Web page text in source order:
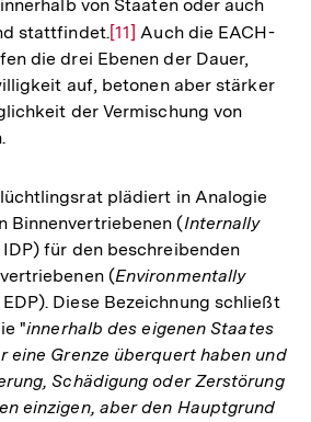
von Staaten oder auch
stattfindet.Zur
Auflösung
der
Fußnote
[11] Auch die EACH-
die drei Ebenen der Dauer,
auf, betonen aber stärker
der Vermischung von
plädiert in Analogie
Binnenvertriebenen (Internally
IDP) für den beschreibenden
(Environmentally
EDP). Diese Bezeichnung schließt
"innerhalb des eigenen Staates
eine Grenze überquert haben und
Schädigung oder Zerstörung
einzigen, aber den Hauptgrund